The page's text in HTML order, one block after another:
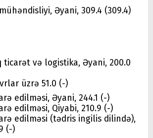
Əyani, 309.4 (309.4)
ticarət və logistika, Əyani, 200.0
üzrə 51.0 (-)
edilməsi, Əyani, 244.1 (-)
edilməsi, Qiyabi, 210.9 (-)
edilməsi (tədris ingilis dilində),
(-)